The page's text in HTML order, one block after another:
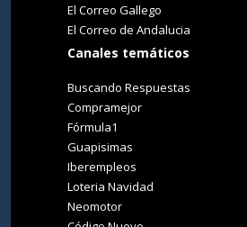
El Correo Gallego
El Correo de Andalucia
Canales temáticos
Buscando Respuestas
Compramejor
Fórmula1
Guapisimas
Iberempleos
Loteria Navidad
Neomotor